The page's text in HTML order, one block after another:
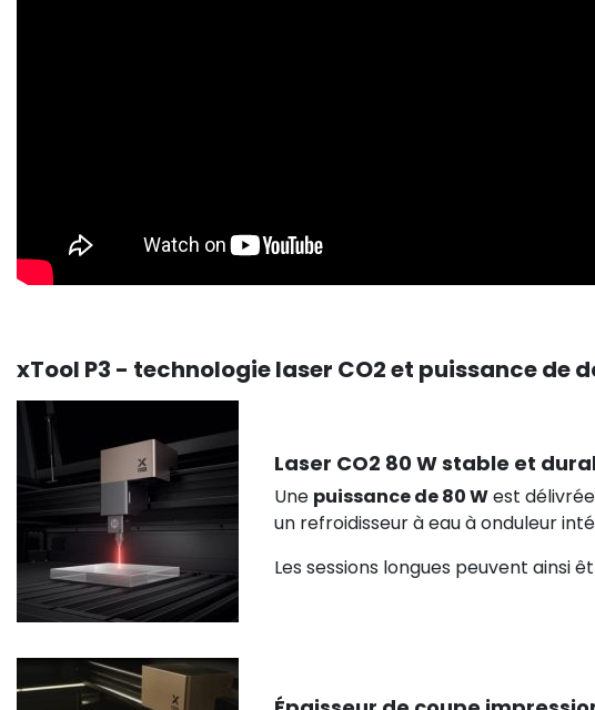
xTool P3 - technologie laser CO2 et puissance de
Laser CO2 80 W stable et
Une puissance de 80 West
un refroidisseur à eau à onduleur
Les sessions longues peuvent ainsi